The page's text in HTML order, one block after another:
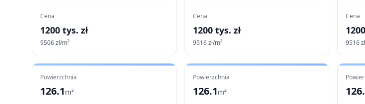
Cena
1200 tys. zł
9506zł/m²
Cena
1200 tys. zł
9516zł/m²
Cena
1200
9516
Powierzchnia
126.1m²
Powierzchnia
126.1m²